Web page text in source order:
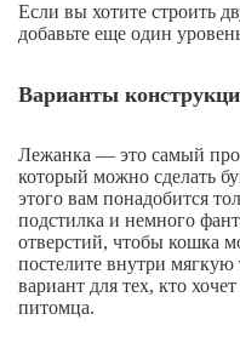
Если вы хотите строить
добавьте еще один
Варианты
Лежанка — это самый
который можно сделать
этого вам понадобится
подстилка и немного
отверстий, чтобы кошка
постелите внутри
вариант для тех, кто
питомца.